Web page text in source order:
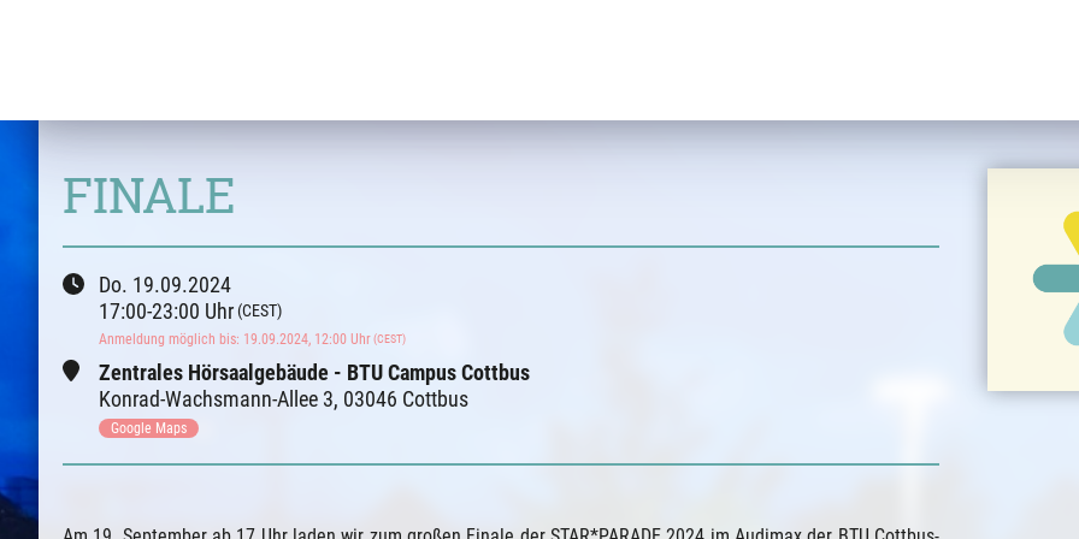
FINALE
Do. 19.09.2024
17:00-23:00 Uhr (CEST)
Anmeldung möglich bis: 19.09.2024, 12:00 Uhr(CEST)
Zentrales Hörsaalgebäude - BTU Campus Cottbus
Konrad-Wachsmann-Allee 3, 03046 Cottbus
Google Maps